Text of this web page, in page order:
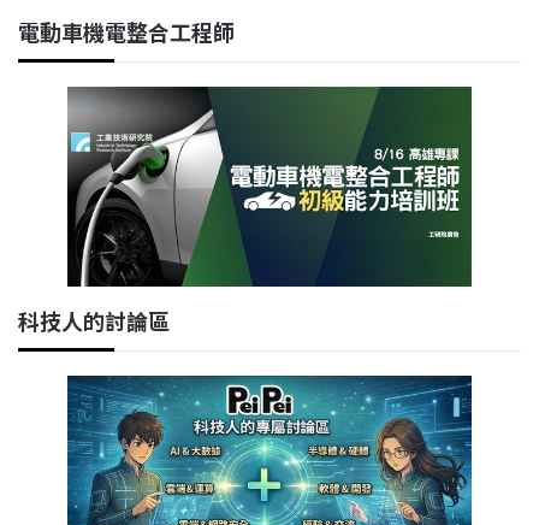
電動車機電整合工程師
科技人的討論區